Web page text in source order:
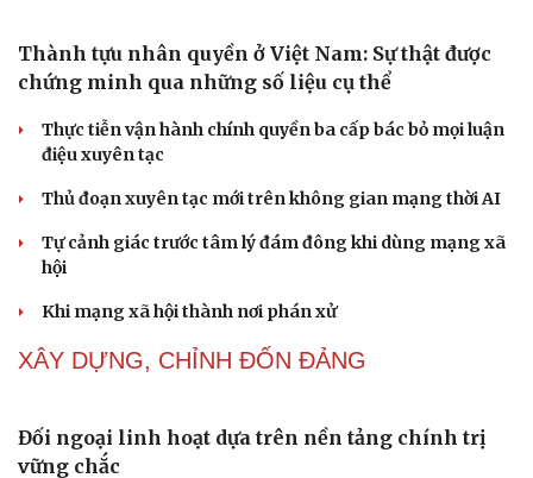
Cải chính
ĐBQH: Trong y tế nếu chỉ mua sắm, nhận máy móc thì
chưa gọi là làm chủ công nghệ
Quốc hội bàn sửa 4 luật liên quan lĩnh vực khoa học công
nghệ
PODCAST
Chính sách giáo dục phải được đo bằng sự tiến bộ,
hạnh phúc của học sinh
Bác sĩ cảnh báo phim người lớn, rượu bia đang âm thầm
bào mòn "bản lĩnh đàn ông"
Cái giá đắt của việc tiêm silicon làm to "cậu nhỏ"
Dấu hiệu tiền mãn kinh sớm phụ nữ cần biết